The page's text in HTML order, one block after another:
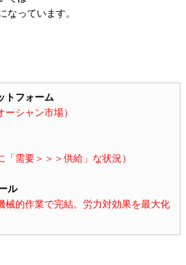
なっています。
トフォーム
ーシャン市場）
「需要＞＞＞供給」な状況）
ル
械的作業で完結。労力対効果を最大化